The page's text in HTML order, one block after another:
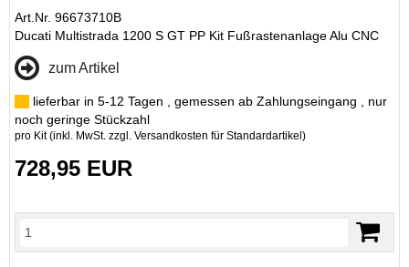
Art.Nr. 96673710B
Ducati Multistrada 1200 S GT PP Kit Fußrastenanlage Alu CNC
zum Artikel
lieferbar in 5-12 Tagen , gemessen ab Zahlungseingang , nur
noch geringe Stückzahl
pro Kit (inkl. MwSt. zzgl. Versandkosten für Standardartikel)
728,95 EUR